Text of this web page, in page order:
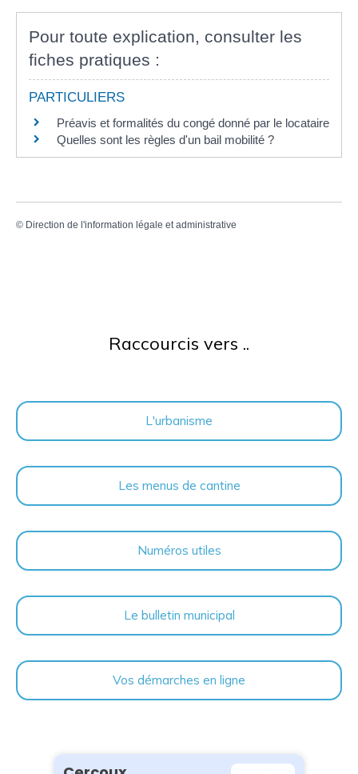
Pour toute explication, consulter les
fiches pratiques :
PARTICULIERS
Préavis et formalités du congé donné par le locataire
Quelles sont les règles d'un bail mobilité ?
© Direction de l'information légale et administrative
Raccourcis vers ..
L'urbanisme
Les menus de cantine
Numéros utiles
Le bulletin municipal
Vos démarches en ligne